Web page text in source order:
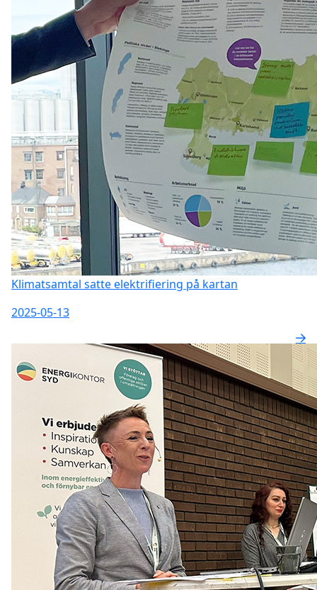
Klimatsamtal satte elektrifiering på kartan
2025-05-13